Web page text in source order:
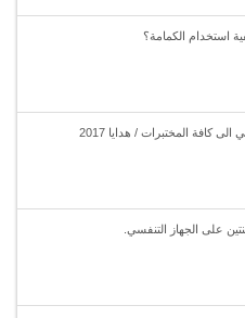
استخدام الكمامة؟
كافة المختبرات / هدايا 2017
على الجهاز التنفسي.